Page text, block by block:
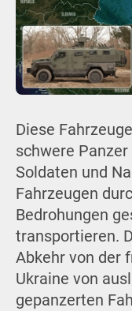
Diese
schwere
Soldaten und
Fahrzeugen
Bedrohungen
transportieren.
Abkehr von der
Ukraine von
gepanzerten